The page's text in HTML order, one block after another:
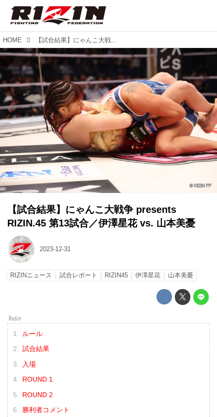
HOME 【試合結果】にゃんこ大戦争 presents RIZIN.45 第13試合／伊澤星花 vs. 山本美憂
【試合結果】にゃんこ大戦争 presents
RIZIN.45 第13試合／伊澤星花 vs. 山本美憂
2023-12-31
RIZINニュース 試合レポート RIZIN45 伊澤星花 山本美憂
ルール
試合結果
入場
ROUND 1
ROUND 2
勝利者コメント